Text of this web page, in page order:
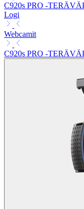
C920s PRO -
Logi
Webcamit
C920s PRO -